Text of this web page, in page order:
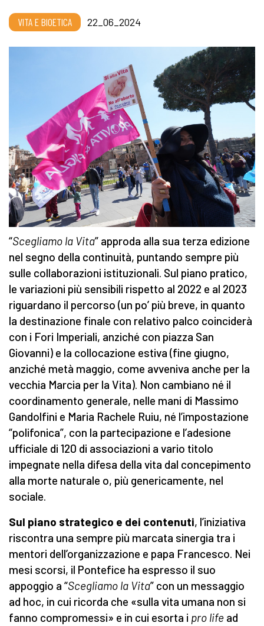
VITA E BIOETICA 22_06_2024
“Scegliamo la Vita” approda alla sua terza edizione
nel segno della continuità, puntando sempre più
sulle collaborazioni istituzionali. Sul piano pratico,
le variazioni più sensibili rispetto al 2022 e al 2023
riguardano il percorso (un po’ più breve, in quanto
la destinazione finale con relativo palco coinciderà
con i Fori Imperiali, anziché con piazza San
Giovanni) e la collocazione estiva (fine giugno,
anziché metà maggio, come avveniva anche per la
vecchia Marcia per la Vita). Non cambiano né il
coordinamento generale, nelle mani di Massimo
Gandolfini e Maria Rachele Ruiu, né l’impostazione
“polifonica”, con la partecipazione e l’adesione
ufficiale di 120 di associazioni a vario titolo
impegnate nella difesa della vita dal concepimento
alla morte naturale o, più genericamente, nel
sociale.
Sul piano strategico e dei contenuti, l’iniziativa
riscontra una sempre più marcata sinergia tra i
mentori dell’organizzazione e papa Francesco. Nei
mesi scorsi, il Pontefice ha espresso il suo
appoggio a “Scegliamo la Vita” con un messaggio
ad hoc, in cui ricorda che «sulla vita umana non si
fanno compromessi» e in cui esorta i pro life ad